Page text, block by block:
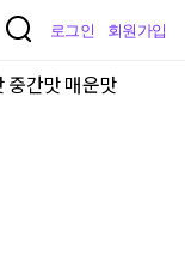
로그인 회원가입